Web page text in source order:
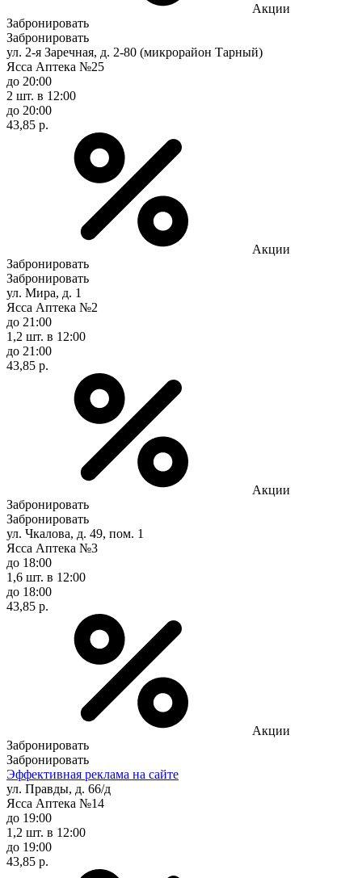
Акции
Забронировать
Забронировать
ул. 2-я Заречная, д. 2-80 (микрорайон Тарный)
Ясса Аптека №25
до 20:00
2 шт. в 12:00
до 20:00
43,85 р.
Акции
Забронировать
Забронировать
ул. Мира, д. 1
Ясса Аптека №2
до 21:00
1,2 шт. в 12:00
до 21:00
43,85 р.
Акции
Забронировать
Забронировать
ул. Чкалова, д. 49, пом. 1
Ясса Аптека №3
до 18:00
1,6 шт. в 12:00
до 18:00
43,85 р.
Акции
Забронировать
Забронировать
Эффективная реклама на сайте
ул. Правды, д. 66/д
Ясса Аптека №14
до 19:00
1,2 шт. в 12:00
до 19:00
43,85 р.